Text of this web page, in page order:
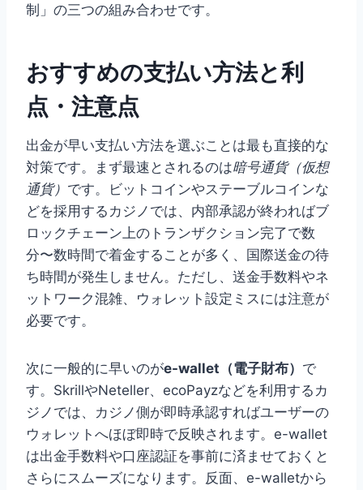
制」の三つの組み合わせです。
おすすめの支払い方法と利
点・注意点
出金が早い支払い方法を選ぶことは最も直接的な
対策です。まず最速とされるのは暗号通貨（仮想
通貨） です。ビットコインやステーブルコインな
どを採用するカジノでは、内部承認が終わればブ
ロックチェーン上のトランザクション完了で数
分〜数時間で着金することが多く、国際送金の待
ち時間が発生しません。ただし、送金手数料やネ
ットワーク混雑、ウォレット設定ミスには注意が
必要です。
次に一般的に早いのがe-wallet（電子財布） で
す。SkrillやNeteller、ecoPayzなどを利用するカ
ジノでは、カジノ側が即時承認すればユーザーの
ウォレットへほぼ即時で反映されます。e-wallet
は出金手数料や口座認証を事前に済ませておくと
さらにスムーズになります。反面、e-walletから